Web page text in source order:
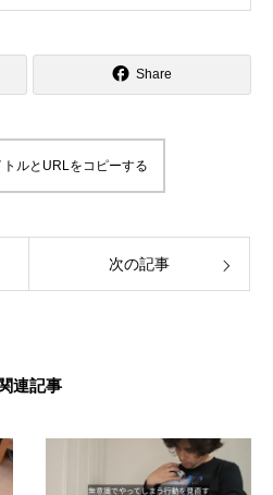
ろな方法で解決して、今ではインコさ
ライフをさらに楽しいものにしたい。
さんと「生涯の相棒」と呼べるような
きていく」 生涯の相棒インコと寄り添
活を愛鳥家さんと一緒にデザインして
Share
ルとURLをコピーする
次の記事
関連記事